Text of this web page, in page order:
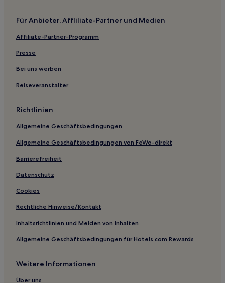
Bagaregarden: Hotels
Hotels nahe Bahnhof Partille
B&B in Göteborg
Ferienwohnungen in Linnégatan
Hostels in The Avenue
Haustierfreundliche in Blidsberg
Hotels mit Parkplatz in Borås
Hotels mit inbegriffenem Frühstück in Borås
Business in Borås
Günstige in Borås
Business in Heden
Hotels mit inbegriffenem Frühstück in Trollhättan
Hotels mit Parkplatz in Trollhättan
Luxus in Stampen
Hotels mit Parkplatz nahe Linnégatan
Für Anbieter, Affliliate-Partner und Medien
Affiliate-Partner-Programm
Presse
Bei uns werben
Reiseveranstalter
Richtlinien
Allgemeine Geschäftsbedingungen
Allgemeine Geschäftsbedingungen von FeWo-direkt
Barrierefreiheit
Datenschutz
Cookies
Rechtliche Hinweise/Kontakt
Inhaltsrichtlinien und Melden von Inhalten
Allgemeine Geschäftsbedingungen für Hotels.com Rewards
Weitere Informationen
Über uns